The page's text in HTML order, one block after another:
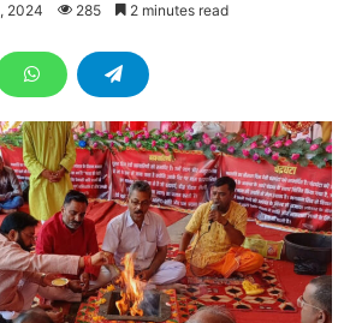
2024 285 2 minutes read